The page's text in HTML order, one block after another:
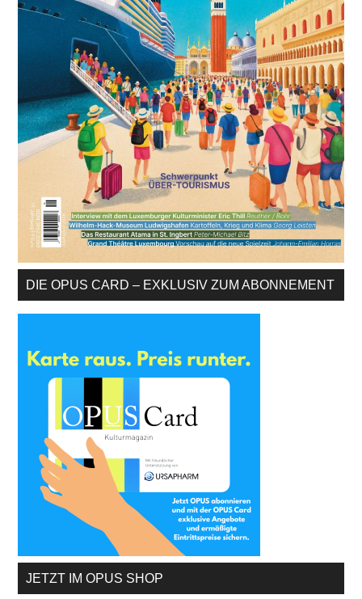
DIE OPUS CARD – EXKLUSIV ZUM ABONNEMENT
JETZT IM OPUS SHOP